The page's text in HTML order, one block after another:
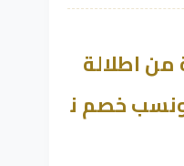
اطلالة
خصم ن